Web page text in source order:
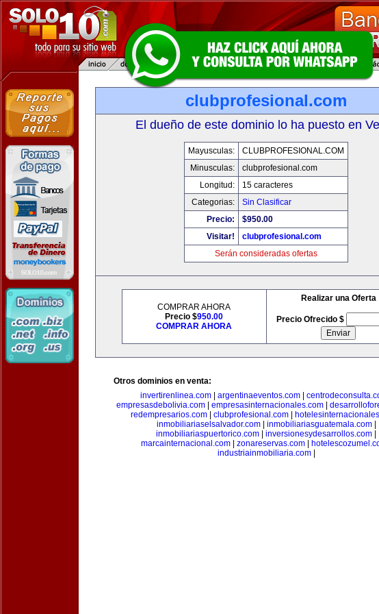
clubprofesional.com
El dueño de este dominio lo ha puesto en
Mayusculas:
CLUBPROFESIONAL.COM
Minusculas:
clubprofesional.com
Longitud:
15 caracteres
Categorias:
Sin Clasificar
Precio:
$950.00
Visitar!
clubprofesional.com
Serán consideradas ofertas
COMPRAR AHORA
Precio $950.00
COMPRAR AHORA
Realizar una Oferta
Precio Ofrecido $
Otros dominios en venta:
invertirenlinea.com| argentinaeventos.com|
empresasdebolivia.com| empresasinternacionales.com|
redempresarios.com
clubprofesional.com
inmobiliariaselsalvador.com| inmobiliariasguatemala.com|
inmobiliariaspuertorico.com
inversionesydesarrollos.com
marcainternacional.com| zonareservas.com|
industriainmobiliaria.com|